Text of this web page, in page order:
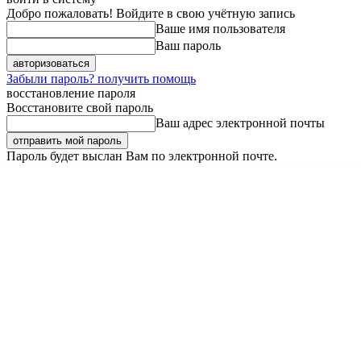
Добро пожаловать! Войдите в свою учётную запись
Ваше имя пользователя
Ваш пароль
Забыли пароль? получить помощь
восстановление пароля
Восстановите свой пароль
Ваш адрес электронной почты
Пароль будет выслан Вам по электронной почте.